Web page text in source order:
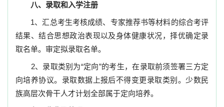
八、录取和入学注册
1、汇总考生考核成绩、专家推荐书等材料的综合考评
结果、结合思想政治表现以及身体健康状况，择优确定录
取名单。审定拟录取名单。
2、录取类别为“定向”的考生，在录取前须签署三方定
向培养协议。录取数据上报后不得变更录取类别。少数民
族高层次骨干人才计划全部属于定向培养。